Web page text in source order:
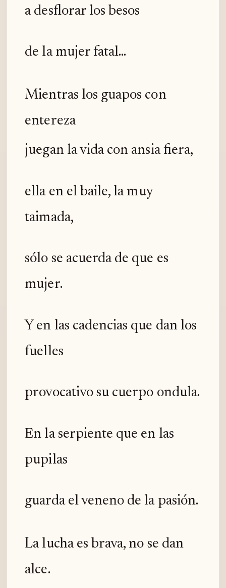
a desflorar los besos
de la mujer fatal...
Mientras los guapos con
entereza
juegan la vida con ansia fiera,
ella en el baile, la muy
taimada,
sólo se acuerda de que es
mujer.
Y en las cadencias que dan los
fuelles
provocativo su cuerpo ondula.
En la serpiente que en las
pupilas
guarda el veneno de la pasión.
La lucha es brava, no se dan
alce.